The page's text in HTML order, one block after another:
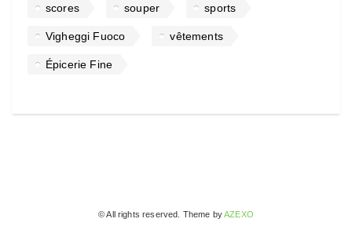
scores souper sports
Vigheggi Fuoco vêtements
Épicerie Fine
© All rights reserved. Theme byAZEXO